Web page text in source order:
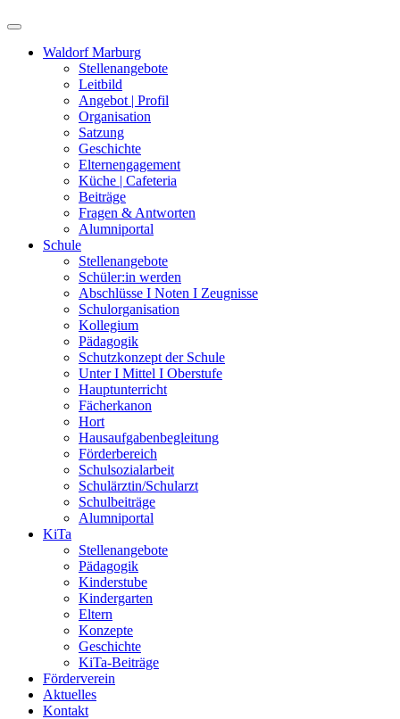
Waldorf Marburg
Stellenangebote
Leitbild
Angebot | Profil
Organisation
Satzung
Geschichte
Elternengagement
Küche | Cafeteria
Beiträge
Fragen & Antworten
Alumniportal
Schule
Stellenangebote
Schüler:in werden
Abschlüsse I Noten I Zeugnisse
Schulorganisation
Kollegium
Pädagogik
Schutzkonzept der Schule
Unter I Mittel I Oberstufe
Hauptunterricht
Fächerkanon
Hort
Hausaufgabenbegleitung
Förderbereich
Schulsozialarbeit
Schulärztin/Schularzt
Schulbeiträge
Alumniportal
KiTa
Stellenangebote
Pädagogik
Kinderstube
Kindergarten
Eltern
Konzepte
Geschichte
KiTa-Beiträge
Förderverein
Aktuelles
Kontakt